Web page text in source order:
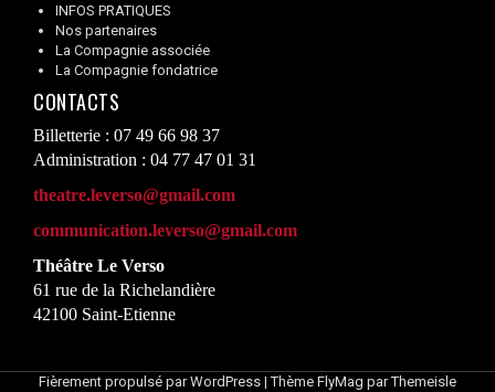
INFOS PRATIQUES
Nos partenaires
La Compagnie associée
La Compagnie fondatrice
CONTACTS
Billetterie : 07 49 66 98 37
Administration : 04 77 47 01 31
theatre.leverso@gmail.com
communication.leverso@gmail.com
Théâtre Le Verso
61 rue de la Richelandière
42100 Saint-Etienne
Fièrement propulsé par WordPress |Thème FlyMag par Themeisle